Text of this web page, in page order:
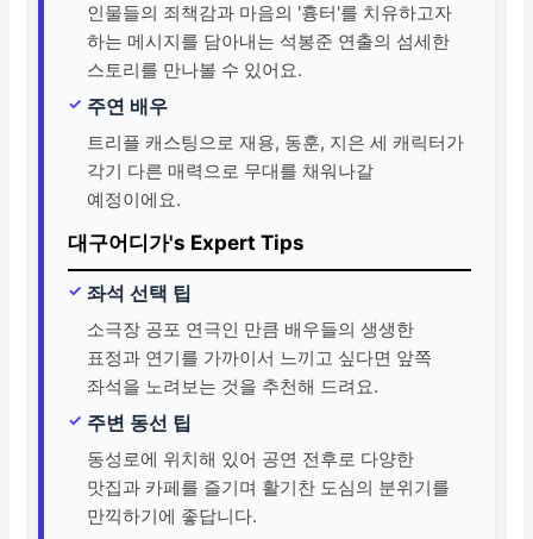
인물들의 죄책감과 마음의 '흉터'를 치유하고자
하는 메시지를 담아내는 석봉준 연출의 섬세한
스토리를 만나볼 수 있어요.
주연 배우
트리플 캐스팅으로 재용, 동훈, 지은 세 캐릭터가
각기 다른 매력으로 무대를 채워나갈
예정이에요.
대구어디가's Expert Tips
좌석 선택 팁
소극장 공포 연극인 만큼 배우들의 생생한
표정과 연기를 가까이서 느끼고 싶다면 앞쪽
좌석을 노려보는 것을 추천해 드려요.
주변 동선 팁
동성로에 위치해 있어 공연 전후로 다양한
맛집과 카페를 즐기며 활기찬 도심의 분위기를
만끽하기에 좋답니다.